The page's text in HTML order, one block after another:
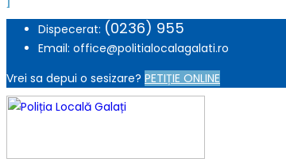
Dispecerat: (0236) 955
Email: office@politialocalagalati.ro
Vrei sa depui o sesizare? PETIȚIE ONLINE